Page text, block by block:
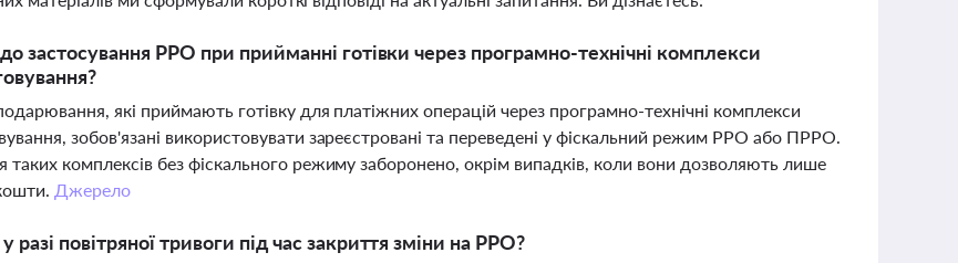
застосування РРО при прийманні готівки через програмно-технічні комплекси
які приймають готівку для платіжних операцій через програмно-технічні комплекси
зобов'язані використовувати зареєстровані та переведені у фіскальний режим РРО або ПРРО.
таких комплексів без фіскального режиму заборонено, окрім випадків, коли вони дозволяють лише
Джерело
повітряної тривоги під час закриття зміни на РРО?